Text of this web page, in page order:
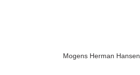
Mogens Herman Hansen